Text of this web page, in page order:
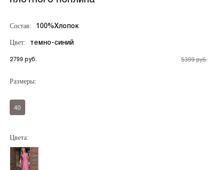
Состав: 100%Хлопок
Цвет: темно-синий
2799 руб. 5399 руб.
Размеры:
40
Цвета: